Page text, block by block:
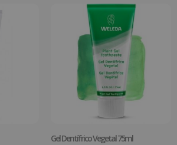
Gel Dentífrico Vegetal 75ml